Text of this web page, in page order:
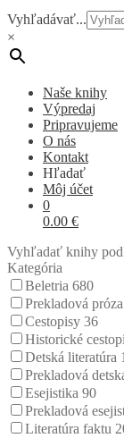
Vyhľadávať...
×
Naše knihy
Výpredaj
Pripravujeme
O nás
Kontakt
Hľadať
Môj účet
0
0.00 €
Vyhľadať knihy
Kategória
Beletria 680
Prekladová próza
Cestopisy 36
Historické
Detská literatúra
Prekladová
Esejistika 90
Prekladová
Literatúra faktu